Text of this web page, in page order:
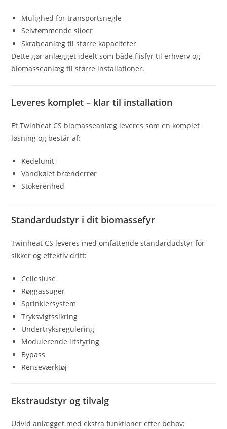
Mulighed for transportsnegle
Selvtømmende siloer
Skrabeanlæg til større kapaciteter
Dette gør anlægget ideelt som både flisfyr til erhverv og
biomasseanlæg til større installationer.
Leveres komplet – klar til installation
Et Twinheat CS biomasseanlæg leveres som en komplet
løsning og består af:
Kedelunit
Vandkølet brænderrør
Stokerenhed
Standardudstyr i dit biomassefyr
Twinheat CS leveres med omfattende standardudstyr for
sikker og effektiv drift:
Cellesluse
Røggassuger
Sprinklersystem
Tryksvigtssikring
Undertryksregulering
Modulerende iltstyring
Bypass
Renseværktøj
Ekstraudstyr og tilvalg
Udvid anlægget med ekstra funktioner efter behov: